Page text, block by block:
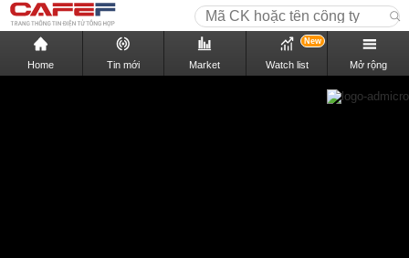
Home Tin mới Market Watch list
New
Mở rộng